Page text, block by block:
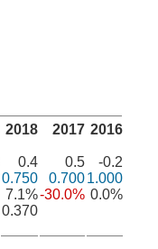
2018
0.4
0.750
7.1%
0.370
2017
0.5
0.700
-30.0%
2016
-0.2
1.000
0.0%